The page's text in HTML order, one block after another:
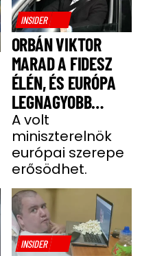
INSIDER
ORBÁN VIKTOR
MARAD A FIDESZ
ÉLÉN, ÉS EURÓPA
LEGNAGYOBB
JOBBOLDALI
SZÖVETSÉGÉT
ÉPÍTI TOVÁBB
A volt
miniszterelnök
európai szerepe
erősödhet.
INSIDER